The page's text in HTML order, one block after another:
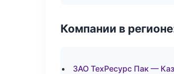
Компании в
ЗАО ТехРесурс Пак —